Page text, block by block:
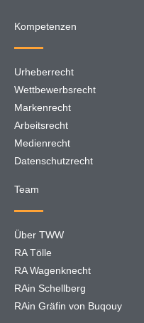
Kompetenzen
Urheberrecht
Wettbewerbsrecht
Markenrecht
Arbeitsrecht
Medienrecht
Datenschutzrecht
Team
Über TWW
RA Tölle
RA Wagenknecht
RAin Schellberg
RAin Gräfin von Buqouy